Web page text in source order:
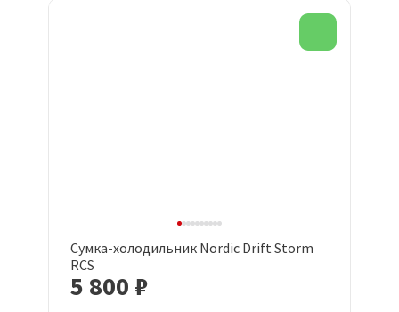
Сумка-холодильник Nordic Drift Storm
RCS
5 800 ₽